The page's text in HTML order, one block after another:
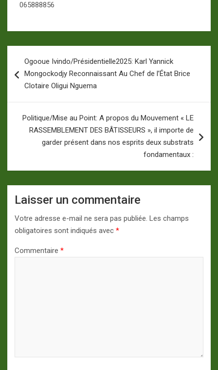
065888856
de
l’article
Ogooue Ivindo/Présidentielle2025: Karl Yannick
Mongockodjy Reconnaissant Au Chef de l’État Brice
Clotaire Oligui Nguema
Politique/Mise au Point: A propos du Mouvement « LE
RASSEMBLEMENT DES BÂTISSEURS », il importe de
garder présent dans nos esprits deux substrats
fondamentaux :
Laisser un commentaire
Votre adresse e-mail ne sera pas publiée. Les champs
obligatoires sont indiqués avec *
Commentaire *